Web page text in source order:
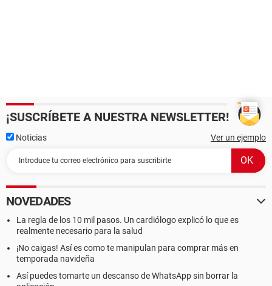
¡SUSCRÍBETE A NUESTRA NEWSLETTER!
Noticias Ver un ejemplo
NOVEDADES
La regla de los 10 mil pasos. Un cardiólogo explicó lo que es
realmente necesario para la salud
¡No caigas! Así es como te manipulan para comprar más en
temporada navideña
Así puedes tomarte un descanso de WhatsApp sin borrar la